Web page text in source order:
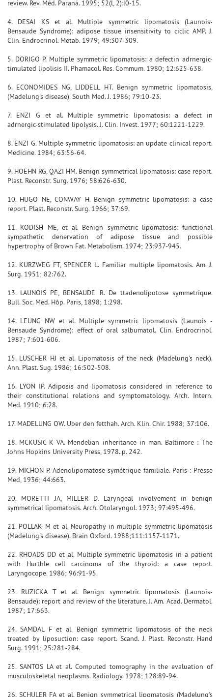
review. Rev. Méd. Paraná. 1995; 52(l, 2):l0-15.
4. DESAI KS et al. Multiple symmetric lipomatosis (Launois-
Bensaude Syndrome): adipose tissue insensitivity to ciclic AMP. J.
Clin. Endrocrinol. Metab. 1979; 49:307-309.
5. DORIGO P. Multiple symmetric lipomatosis: a defectin adrnergic-
timulated lipolisis II. Phamacol. Res. Commum. 1980; 12:625-638.
6. ECONOMIDES NG, LIDDELL HT. Benign symmetric lipomatosis,
(Madelung's disease). South Med. J. 1986; 79:10-23.
7. ENZI G et al. Multiple symmetric lipomatosis: a defect in
adrnergic-stimulated lipolysis. J. Clin. Invest. 1977; 60:1221-1229.
8. ENZI G. Multiple symmetric lipomatosis: an update clinical report.
Medicine. 1984; 63:56-64.
9. HOEHN RG, QAZI HM. Benign symmetrical lipomatosis: case report.
Plast. Reconstr. Surg. 1976; 58:626-630.
10. HUGO NE, CONWAY H. Benign symmetric lipomatosis: a case
report. Plast. Reconstr. Surg. 1966; 37:69.
11. KODISH ME, et al. Benign symmetric lipomatosis: functional
sympathetic denervation of adipose tissue and possible
hypertrophy of Brown Fat. Metabolism. 1974; 23:937-945.
12. KURZWEG FT, SPENCER L. Familiar multiple lipomatosis. Am. J.
Surg. 1951; 82:762.
13. LAUNOIS PE, BENSAUDE R. De ttadenolipotose symmetrique.
Bull. Soc. Med. Hôp. Paris, 1898; 1:298.
14. LEUNG NW et al. Multiple symmetric lipomatosis (Launois -
Bensaude Syndrome): effect of oral salbumatol. Clin. Endrocrinol.
1987; 7:601-606.
15. LUSCHER HJ et al. Lipomatosis of the neck (Madelung's neck).
Ann. Plast. Sug. 1986; 16:502-508.
16. LYON IP. Adiposis and lipomatosis considered in reference to
their constitutional relations and symptomatology. Arch. Intern.
Med. 1910; 6:28.
17. MADELUNG OW. Uber den fetthah. Arch. Klin. Chir. 1988; 37:106.
18. MCKUSIC K VA. Mendelian inheritance in man. Baltimore : The
Johns Hopkins University Press, 1978. p. 242.
19. MICHON P. Adenolipomatose symétrique familiale. Paris : Presse
Med, 1936; 44:663.
20. MORETTI JA, MILLER D. Laryngeal involvement in benign
symmetrical lipomatosis. Arch. Otolaryngol. 1973; 97:495-496.
21. POLLAK M et al. Neuropathy in multiple symmetric lipomatosis
(Madelung's disease). Brain Oxford. 1988;111:1157-1171.
22. RHOADS DD et al. Multiple symmetric lipomatosis in a patient
with Hurthle cell carcinoma of the thyroid: a case report.
Laryngocope. 1986; 96:91-95.
23. RUZICKA T et al. Benign symmetric lipomatosis (Launois-
Bensaude): report and review of the literature. J. Am. Acad. Dermatol.
1987; 17:663.
24. SAMDAL F et al. Benign symmetric lipomatosis of the neck
treated by liposuction: case report. Scand. J. Plast. Reconstr. Hand
Surg. 1991; 25:281-284.
25. SANTOS LA et al. Computed tomography in the evaluation of
musculoskeletal neoplasms. Radiology. 1978; 128:89-94.
26. SCHULER FA et al. Benign symmetrical lipomatosis (Madelung's